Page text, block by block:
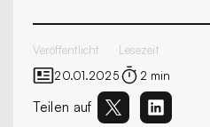
Veröffentlicht
20.01.2025
Lesezeit
2 min
Teilen auf